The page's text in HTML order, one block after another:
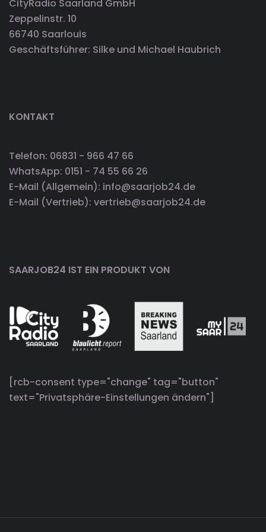
CityRadio Saarland GmbH
Zeppelinstr. 10
66740 Saarlouis
Geschäftsführer: Silke und Michael Haubrich
KONTAKT
Telefon: 06831 - 966 47 66
WhatsApp: 0151 - 74 55 66 26
E-Mail (Allgemein): info@saarjob24.de
E-Mail (Vertrieb): vertrieb@saarjob24.de
SAARJOB24 IST EIN PRODUKT VON
[rcb-consent type="change" tag="button"
text="Privatsphäre-Einstellungen ändern"]